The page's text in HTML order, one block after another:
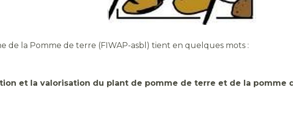
de la Pomme de terre (FIWAP-asbl) tient en quelques mots :
et la valorisation du plant de pomme de terre et de la pomme